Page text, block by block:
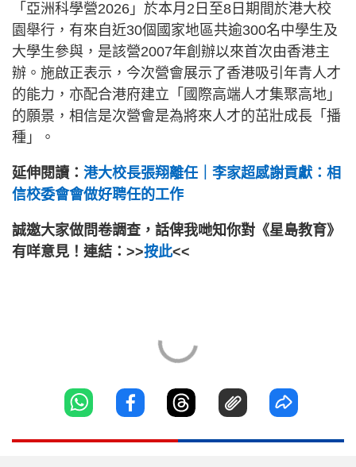
「亞洲科學營2026」於本月2日至8日期間於港大校
園舉行，有來自近30個國家地區共逾300名中學生及
大學生參與，是該營2007年創辦以來首次由香港主
辦。施啟正表示，今次營會展示了香港吸引年青人才
的能力，亦配合港府建立「國際高端人才集聚高地」
的願景，相信是次營會是為將來人才的茁壯成長「播
種」。
延伸閱讀： 港大校長張翔離任｜李家超感謝貢獻：相
信校委會會做好聘任的工作
誠邀大家做問卷調查，話俾我哋知你對《星島教育》
有咩意見！連結：>>按此<<